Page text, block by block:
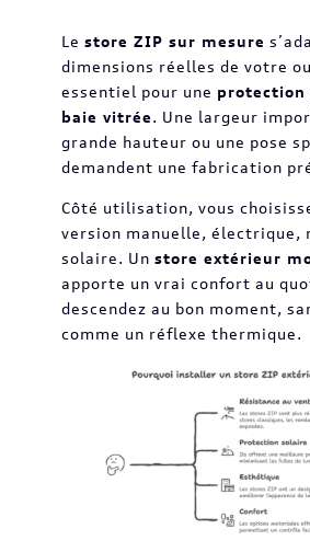
Le store ZIP sur mesure
dimensions réelles de votre
essentiel pour une protection
baie vitrée. Une largeur
grande hauteur ou une pose
demandent une fabrication
Côté utilisation, vous
version manuelle, électrique,
solaire. Un store extérieur
apporte un vrai confort au
descendez au bon moment,
comme un réflexe thermique.